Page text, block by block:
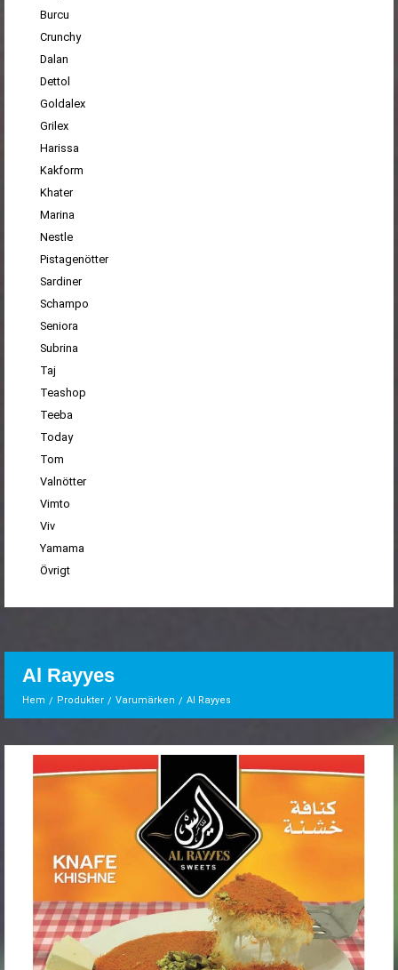
Burcu
Crunchy
Dalan
Dettol
Goldalex
Grilex
Harissa
Kakform
Khater
Marina
Nestle
Pistagenötter
Sardiner
Schampo
Seniora
Subrina
Taj
Teashop
Teeba
Today
Tom
Valnötter
Vimto
Viv
Yamama
Övrigt
Al Rayyes
Hem Produkter Varumärken Al Rayyes